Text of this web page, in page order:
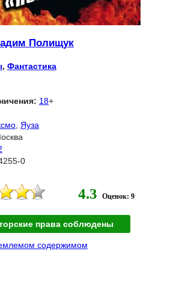
Полищук
, Фантастика
18+
Яуза
0
4.3 Оценок: 9
права соблюдены
содержимом